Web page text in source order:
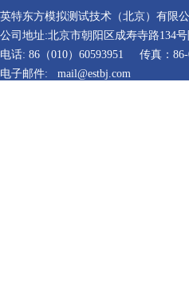
英特东方模拟测试技术（北京）有限
公司地址:北京市朝阳区成寿寺路134号
电话: 86（010）60593951 传真：
电子邮件:
mail@estbj.com